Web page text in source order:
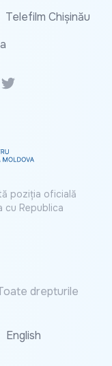
Telefilm Chișinău
Twitter
poziția oficială
cu Republica
drepturile
English